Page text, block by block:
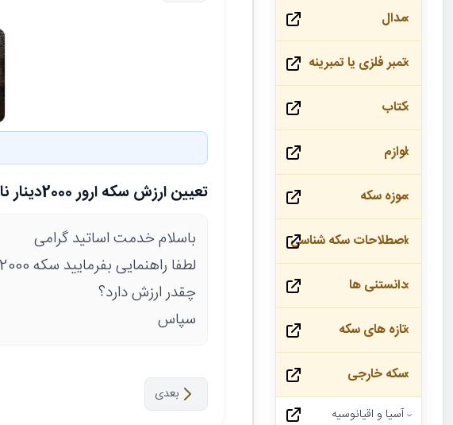
تعیین ارزش سکه ارور 2000دینار ناصرالدینشاه
باسلام خدمت اساتید گرامی
چقدر ارزش دارد؟
سپاس
بعدی
مدال
تمبر فلزی یا تمبرینه
کتاب
لوازم
موزه سکه
اصطلاحات سکه شناسی
دانستنی ها
تازه های سکه
سکه خارجی
آسیا و اقیانوسیه